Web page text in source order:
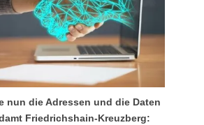
nun die Adressen und die Daten
Friedrichshain-Kreuzberg: